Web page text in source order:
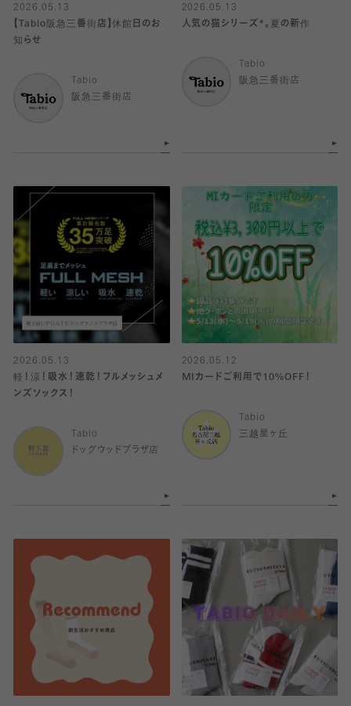
2026.05.13
【Tabio阪急三番街店】休館日のお
知らせ
Tabio
阪急三番街店
2026.05.13
人気の猫シリーズ*。夏の新作
Tabio
阪急三番街店
2026.05.13
軽！涼！吸水！速乾！フルメッシュメ
ンズソックス！
Tabio
ドッグウッドプラザ店
2026.05.12
MIカードご利用で10%OFF！
Tabio
三越星ヶ丘